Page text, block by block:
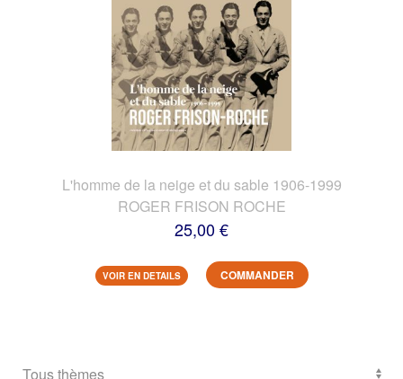
L'homme de la neige et du sable 1906-1999
ROGER FRISON ROCHE
25,00 €
VOIR EN DETAILS COMMANDER